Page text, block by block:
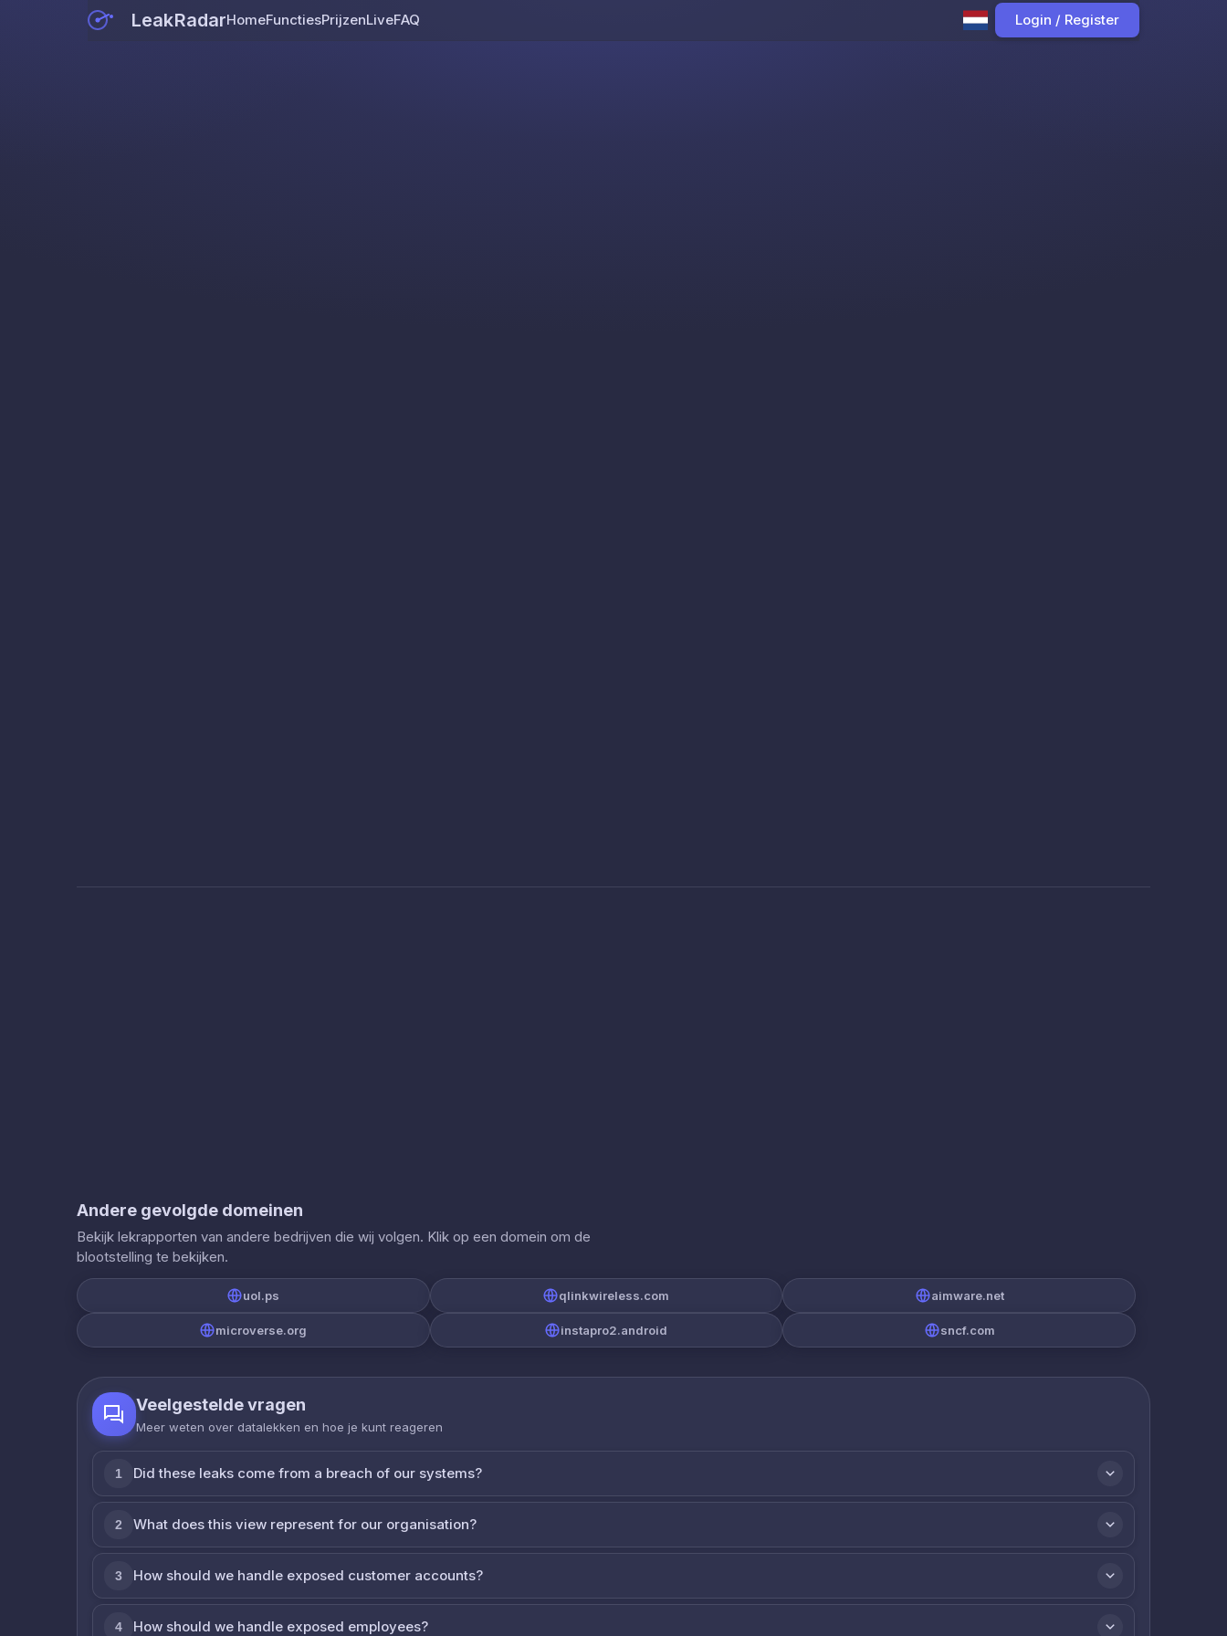
LeakRadarHomeFunctiesPrijzenLiveFAQ Login / Register
Andere gevolgde domeinen
Bekijk lekrapporten van andere bedrijven die wij volgen. Klik op een domein om de
blootstelling te bekijken.
uol.ps qlinkwireless.com aimware.net
microverse.org instapro2.android sncf.com
Veelgestelde vragen
Meer weten over datalekken en hoe je kunt reageren
1 Did these leaks come from a breach of our systems?
2 What does this view represent for our organisation?
3 How should we handle exposed customer accounts?
4 How should we handle exposed employees?